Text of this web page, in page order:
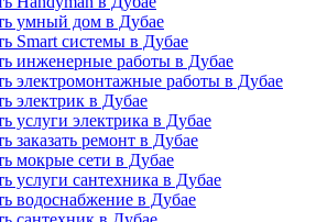
умный дом в Дубае
Smart системы в Дубае
инженерные работы в Дубае
электромонтажные работы в Дубае
электрик в Дубае
услуги электрика в Дубае
заказать ремонт в Дубае
мокрые сети в Дубае
услуги сантехника в Дубае
водоснабжение в Дубае